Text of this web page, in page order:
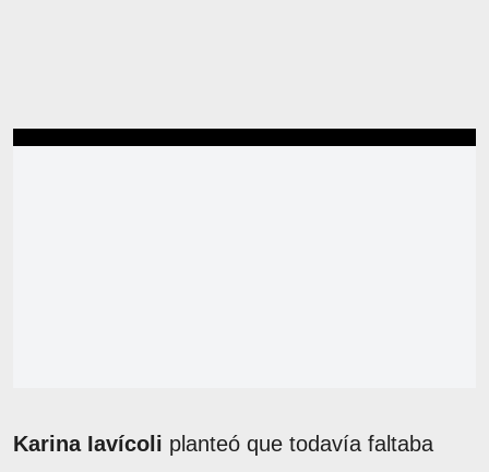
Karina Iavícoli planteó que todavía faltaba